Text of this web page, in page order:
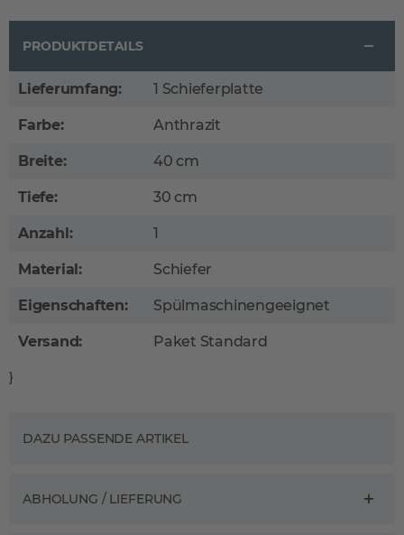
PRODUKTDETAILS
Lieferumfang: 1 Schieferplatte
Farbe: Anthrazit
Breite: 40 cm
Tiefe: 30 cm
Anzahl: 1
Material: Schiefer
Eigenschaften: Spülmaschinengeeignet
Versand: Paket Standard
}
DAZU PASSENDE ARTIKEL
ABHOLUNG / LIEFERUNG